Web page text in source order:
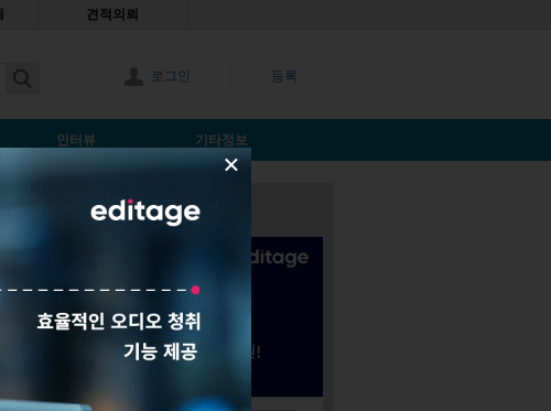
견적의뢰
로그인 등록
인터뷰 기타정보
에디티지 서비스 정보
×